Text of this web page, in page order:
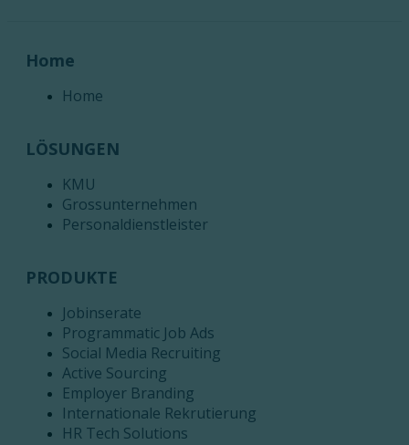
Home
Home
LÖSUNGEN
KMU
Grossunternehmen
Personaldienstleister
PRODUKTE
Jobinserate
Programmatic Job Ads
Social Media Recruiting
Active Sourcing
Employer Branding
Internationale Rekrutierung
HR Tech Solutions